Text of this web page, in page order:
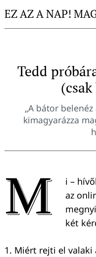
toEZ AZ A NAP!
Tedd
„A bátor
kimagyarázza
M
i –
az
két
1. Miért rejti el valaki